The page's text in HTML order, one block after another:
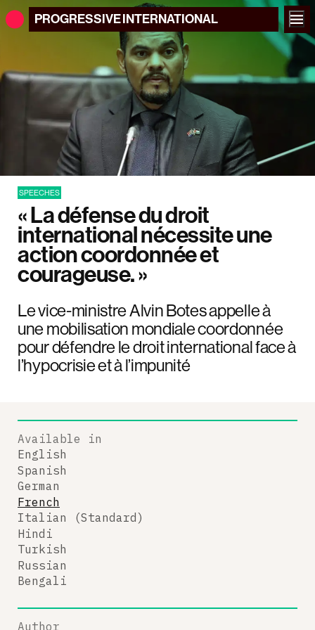
PROGRESSIVEINTERNATIONAL
SPEECHES
« La défense du droit
international nécessite une
action coordonnée et
courageuse. »
Le vice-ministre Alvin Botes appelle à
une mobilisation mondiale coordonnée
pour défendre le droit international face à
l’hypocrisie et à l’impunité
Available in
English
Spanish
German
French
Italian (Standard)
Hindi
Turkish
Russian
Bengali
Author